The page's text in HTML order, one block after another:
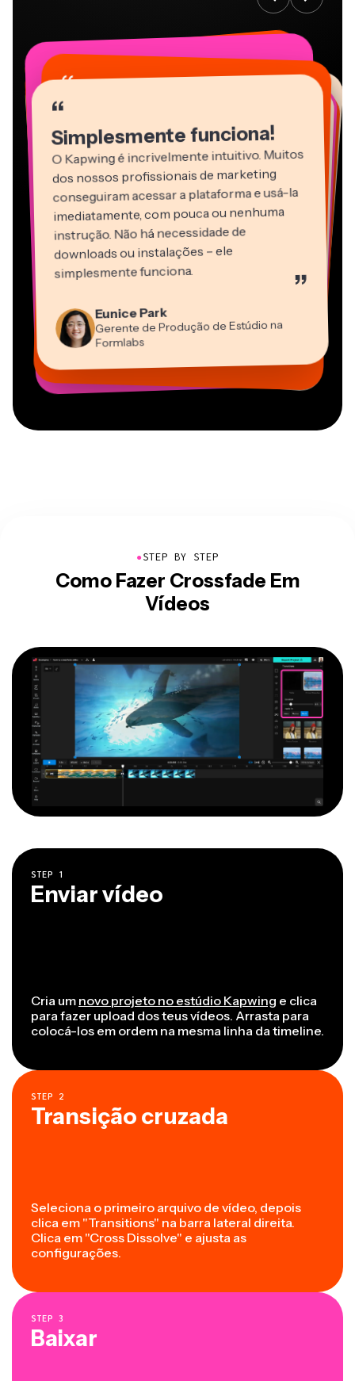
“
Simplesmente funciona!
O Kapwing é incrivelmente intuitivo. Muitos
dos nossos profissionais de marketing
conseguiram acessar a plataforma e usá-la
imediatamente, com pouca ou nenhuma
instrução. Não há necessidade de
downloads ou instalações – ele
simplesmente funciona. ”
Eunice Park
Gerente de Produção de Estúdio na
Formlabs
“
Vannesia Darby
CEO da MOXIE Nashville
“
Grant Taleck
Cofundador da
AuthentIQMarketing.com
Sócio Diretor da EPATHLON
“
Kerry-lee Farla
Youtuber
Gracie Peng
Diretor de Conteúdo
“
Martin James
Editor de Vídeo
Heidi Rae
Educação
“
Consultor
“
Mitch Rawlings
Freelancer de Serviços de Informação
“
Dina Segovia
Trabalhador Autônomo Virtual
●STEP BY STEP
Como Fazer Crossfade Em
Vídeos
STEP 1
Enviar vídeo
Cria um novo projeto no estúdio Kapwing e clica
para fazer upload dos teus vídeos. Arrasta para
colocá-los em ordem na mesma linha da timeline.
STEP 2
Transição cruzada
Seleciona o primeiro arquivo de vídeo, depois
clica em "Transitions" na barra lateral direita.
Clica em "Cross Dissolve" e ajusta as
configurações.
STEP 3
Baixar